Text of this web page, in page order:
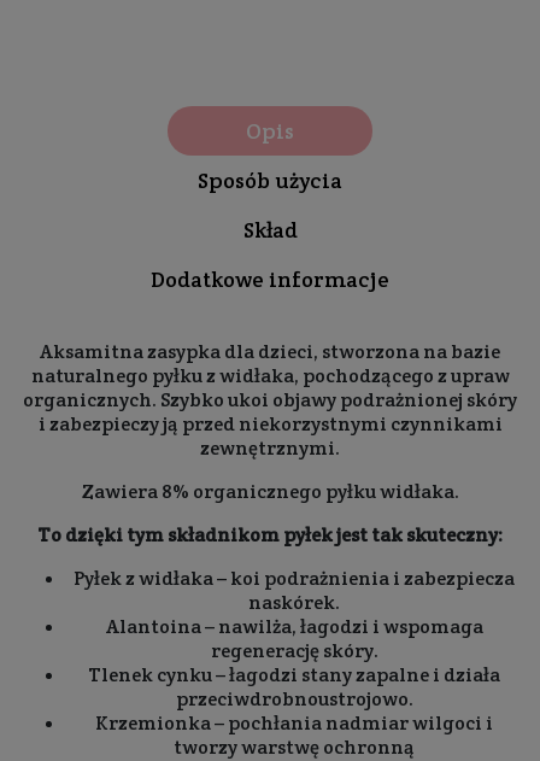
Opis
Sposób użycia
Skład
Dodatkowe informacje
Aksamitna zasypka dla dzieci, stworzona na bazie
naturalnego pyłku z widłaka, pochodzącego z upraw
organicznych. Szybko ukoi objawy podrażnionej skóry
i zabezpieczy ją przed niekorzystnymi czynnikami
zewnętrznymi.
Zawiera 8% organicznego pyłku widłaka.
To dzięki tym składnikom pyłek jest tak skuteczny:
Pyłek z widłaka – koi podrażnienia i zabezpiecza
naskórek.
Alantoina – nawilża, łagodzi i wspomaga
regenerację skóry.
Tlenek cynku – łagodzi stany zapalne i działa
przeciwdrobnoustrojowo.
Krzemionka – pochłania nadmiar wilgoci i
tworzy warstwę ochronną